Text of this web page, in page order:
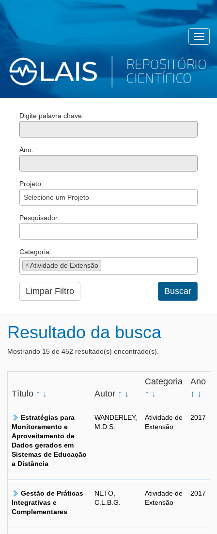
Digite palavra chave:
Ano:
Projeto:
Selecione um Projeto
Pesquisador:
Categoria:
×Atividade de Extensão
Limpar Filtro Buscar
Resultado da busca
Mostrando 15 de 452 resultado(s) encontrado(s).
Título ↑ ↓ Autor ↑ ↓
Categoria
↑ ↓
Ano
↑ ↓
Estratégias para
Monitoramento e
Aproveitamento de
Dados gerados em
Sistemas de Educação
a Distância
WANDERLEY,
M.D.S.
Atividade de
Extensão
2017
Gestão de Práticas
Integrativas e
Complementares
NETO,
C.L.B.G.
Atividade de
Extensão
2017